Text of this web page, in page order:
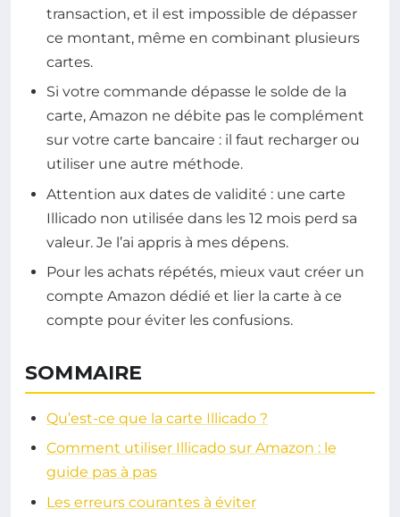
transaction, et il est impossible de dépasser
ce montant, même en combinant plusieurs
cartes.
Si votre commande dépasse le solde de la
carte, Amazon ne débite pas le complément
sur votre carte bancaire : il faut recharger ou
utiliser une autre méthode.
Attention aux dates de validité : une carte
Illicado non utilisée dans les 12 mois perd sa
valeur. Je l’ai appris à mes dépens.
Pour les achats répétés, mieux vaut créer un
compte Amazon dédié et lier la carte à ce
compte pour éviter les confusions.
SOMMAIRE
Qu’est-ce que la carte Illicado ?
Comment utiliser Illicado sur Amazon : le
guide pas à pas
Les erreurs courantes à éviter